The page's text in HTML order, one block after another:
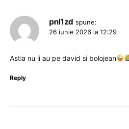
pnl1zd spune:
26 iunie 2026 la 12:29
Astia nu ii au pe david si bolojean
Reply